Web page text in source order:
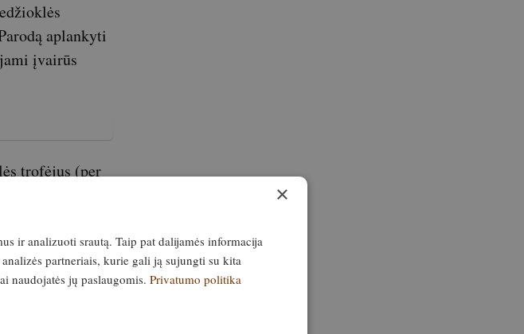
aplankyti
įvairūs
trofėjus (per
priėmimą
tik
×
ir analizuoti srautą. Taip pat dalijamės informacija
partneriais, kurie gali ją sujungti su kita
naudojatės jų paslaugomis. Privatumo politika